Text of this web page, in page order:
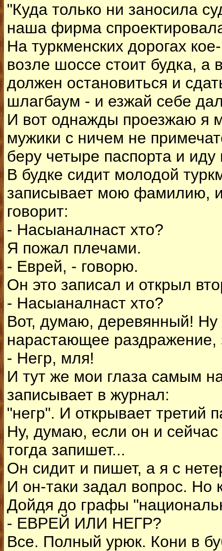
"Куда только ни заносила
наша фирма
На туркменских дорогах
возле шоссе стоит будка,
должен остановиться и
шлагбаум - и езжай себе
И вот однажды проезжаю я
мужики с ничем не
беру четыре паспорта и иду
В будке сидит молодой
записывает мою фамилию,
говорит:
- Насыаналнаст хто?
Я пожал плечами.
- Еврей, - говорю.
Он это записал и открыл
- Насыаналнаст хто?
Вот, думаю, деревянный! Ну
нарастающее раздражение,
- Негр, мля!
И тут же мои глаза самым
записывает в журнал:
"негр". И открывает третий
Ну, думаю, если он и
тогда запишет...
Он сидит и пишет, а я с
И он-таки задал вопрос. Но
Дойдя до графы
- ЕВРЕЙ ИЛИ НЕГР?
Все. Полный урюк. Кони в